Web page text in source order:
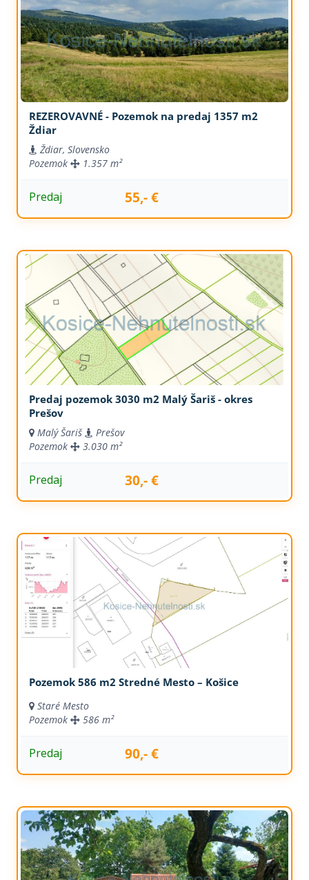
REZEROVAVNÉ - Pozemok na predaj 1357 m2
Ždiar
Ždiar, Slovensko
Pozemok
1.357 m²
Predaj 55,- €
Predaj pozemok 3030 m2 Malý Šariš - okres
Prešov
Malý Šariš
Prešov
Pozemok
3.030 m²
Predaj 30,- €
Pozemok 586 m2 Stredné Mesto – Košice
Staré Mesto
Pozemok
586 m²
Predaj 90,- €